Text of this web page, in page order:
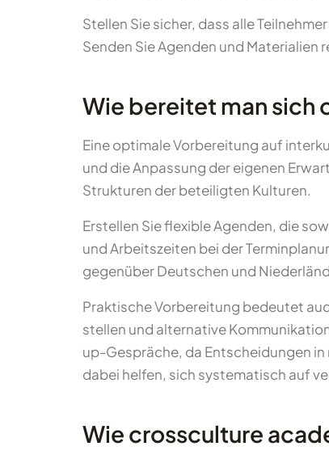
Stellen Sie sicher, dass alle
Senden Sie Agenden und
Wie bereitet man sich
Eine optimale Vorbereitung auf
und die Anpassung der eigenen
Strukturen der beteiligten Kulturen.
Erstellen Sie flexible Agenden, die
und Arbeitszeiten bei der
gegenüber Deutschen und
Praktische Vorbereitung bedeutet
stellen und alternative
up-Gespräche, da Entscheidungen
dabei helfen, sich systematisch auf
Wie crossculture